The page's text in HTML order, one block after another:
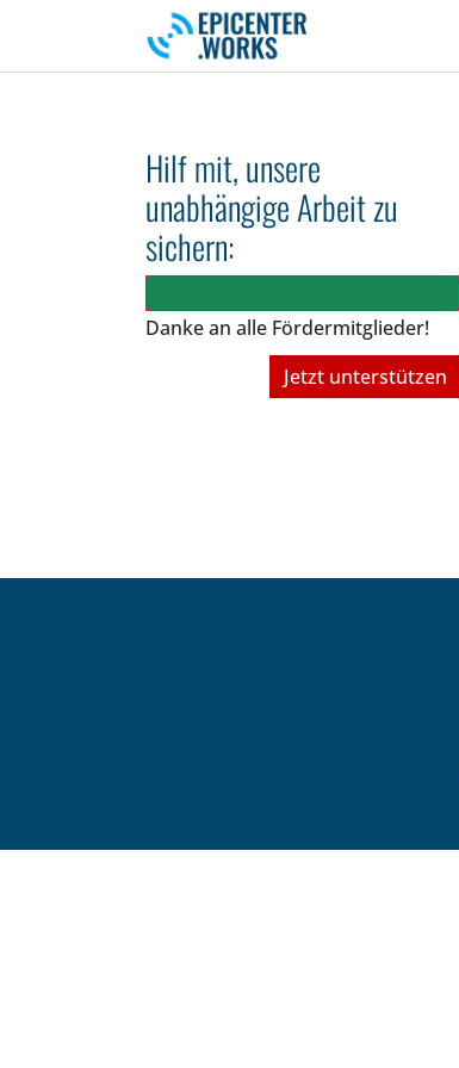
Skip to main navigation
Skip to main content
Skip to page footer
Hilf mit, unsere
unabhängige Arbeit zu
sichern:
Danke an alle Fördermitglieder!
Jetzt unterstützen